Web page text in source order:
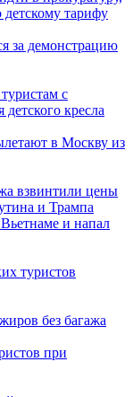
тарифу
за демонстрацию
с
детского кресла
в Москву из
взвинтили цены
и Трампа
и напал
туристов
без багажа
при